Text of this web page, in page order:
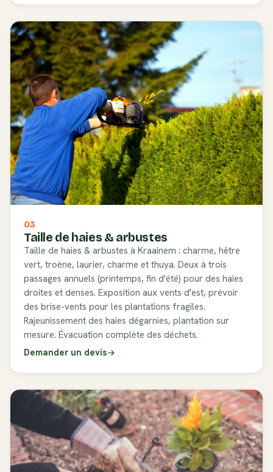
03
Taille de haies & arbustes
Taille de haies & arbustes à Kraainem : charme, hêtre
vert, troène, laurier, charme et thuya. Deux à trois
passages annuels (printemps, fin d'été) pour des haies
droites et denses. Exposition aux vents d'est, prévoir
des brise-vents pour les plantations fragiles.
Rajeunissement des haies dégarnies, plantation sur
mesure. Évacuation complète des déchets.
Demander un devis